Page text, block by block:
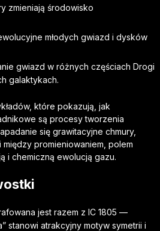
zmieniają środowisko
młodych gwiazd i dysków
gwiazd w różnych częściach Drogi
galaktykach.
które pokazują, jak
są procesy tworzenia
się grawitacyjne chmury,
promieniowaniem, polem
i chemiczną ewolucją gazu.
jest razem z IC 1805 —
stanowi atrakcyjny motyw symetrii i